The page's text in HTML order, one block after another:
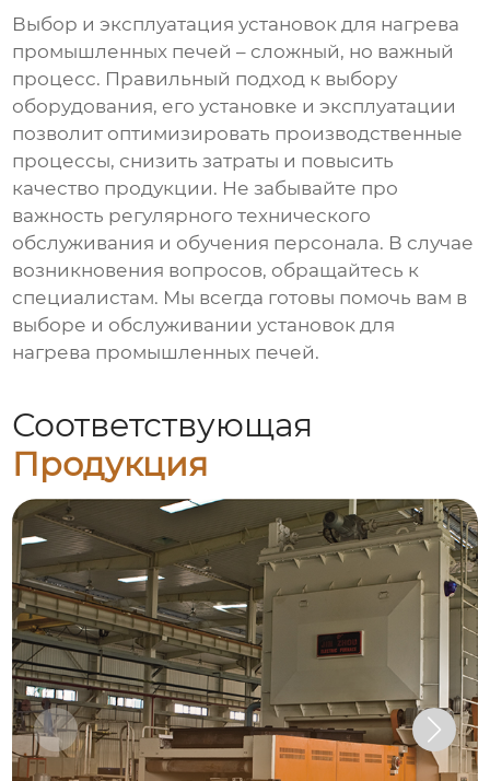
Выбор и эксплуатацияустановок для нагрева
промышленных печей – сложный, но важный
процесс. Правильный подход к выбору
оборудования, его установке и эксплуатации
позволит оптимизировать производственные
процессы, снизить затраты и повысить
качество продукции. Не забывайте про
важность регулярного технического
обслуживания и обучения персонала. В случае
возникновения вопросов, обращайтесь к
специалистам. Мы всегда готовы помочь вам в
выборе и обслуживанииустановок для
нагрева промышленных печей.
Соответствующая
Продукция